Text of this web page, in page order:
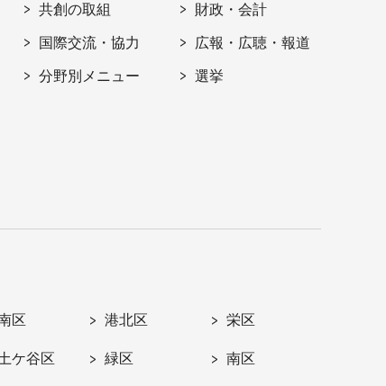
共創の取組
国際交流・協力
分野別メニュー
財政・会計
広報・広聴・報道
選挙
区 港北区 栄区
ケ谷区 緑区 南区